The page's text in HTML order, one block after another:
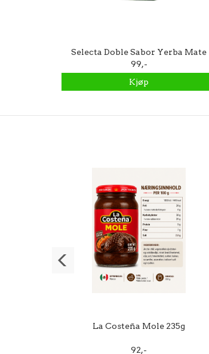
Selecta Doble Sabor Yerba Mate
500g
99,-
Kjøp
La Costeña Mole 235g
92,-